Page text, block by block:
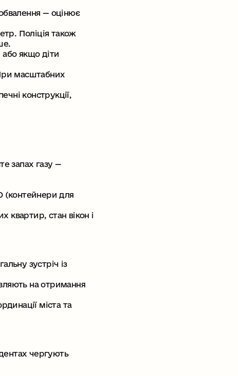
— оцінює
Поліція також
якщо діти
масштабних
конструкції,
запах газу —
для
квартир, стан вікон і
зустріч із
на отримання
міста та
чергують